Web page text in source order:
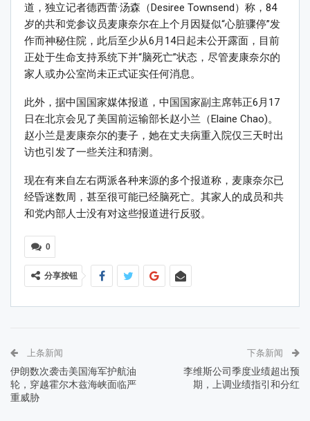
道，独立记者德西蕾·汤森（Desiree Townsend）称，84
岁的共和党参议员麦康奈尔在上个月因疑似“心脏骤停”发
作而神秘住院，此后至少从6月14日起未公开露面，目前
正处于生命支持系统下并“脑死亡”状态，尽管麦康奈尔的
家人或办公室尚未正式证实任何消息。
此外，据中国国家媒体报道，中国国家副主席韩正6月17
日在北京会见了美国前运输部长赵小兰（Elaine Chao)。
赵小兰是麦康奈尔的妻子，她在丈夫病重入院仅三天时出
访也引发了一些关注和猜测。
现在有来自左右两派各种来源的多个报道称，麦康奈尔已
经昏迷数周，甚至很可能已经脑死亡。其家人的成员和共
和党内部人士没有对这些报道进行反驳。
0
分享按钮
上条新闻
伊朗数次袭击美国海军护航油
轮，穿越霍尔木兹海峡面临严
重威胁
下条新闻
李维斯公司季度业绩超出预
期，上调业绩指引和分红